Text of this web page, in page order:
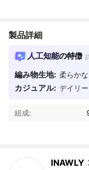
製品詳細
人工知能の特徴
編み物生地: 柔らか
カジュアル: デイリ
組成:
INAWLY
4.87
4.87